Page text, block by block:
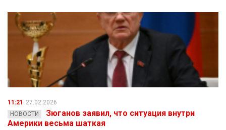
11:21
27.02.2026
НОВОСТИ
Зюганов заявил, что ситуация внутри
Америки весьма шаткая